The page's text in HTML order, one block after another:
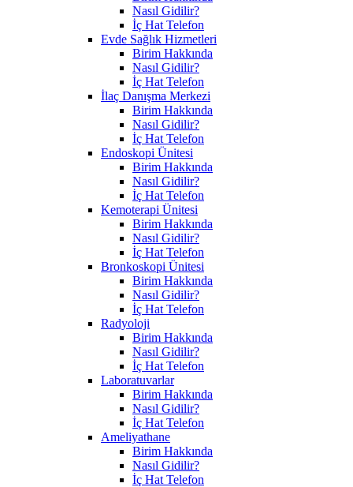
Nasıl Gidilir?
İç Hat Telefon
Evde Sağlık Hizmetleri
Birim Hakkında
Nasıl Gidilir?
İç Hat Telefon
İlaç Danışma Merkezi
Birim Hakkında
Nasıl Gidilir?
İç Hat Telefon
Endoskopi Ünitesi
Birim Hakkında
Nasıl Gidilir?
İç Hat Telefon
Kemoterapi Ünitesi
Birim Hakkında
Nasıl Gidilir?
İç Hat Telefon
Bronkoskopi Ünitesi
Birim Hakkında
Nasıl Gidilir?
İç Hat Telefon
Radyoloji
Birim Hakkında
Nasıl Gidilir?
İç Hat Telefon
Laboratuvarlar
Birim Hakkında
Nasıl Gidilir?
İç Hat Telefon
Ameliyathane
Birim Hakkında
Nasıl Gidilir?
İç Hat Telefon